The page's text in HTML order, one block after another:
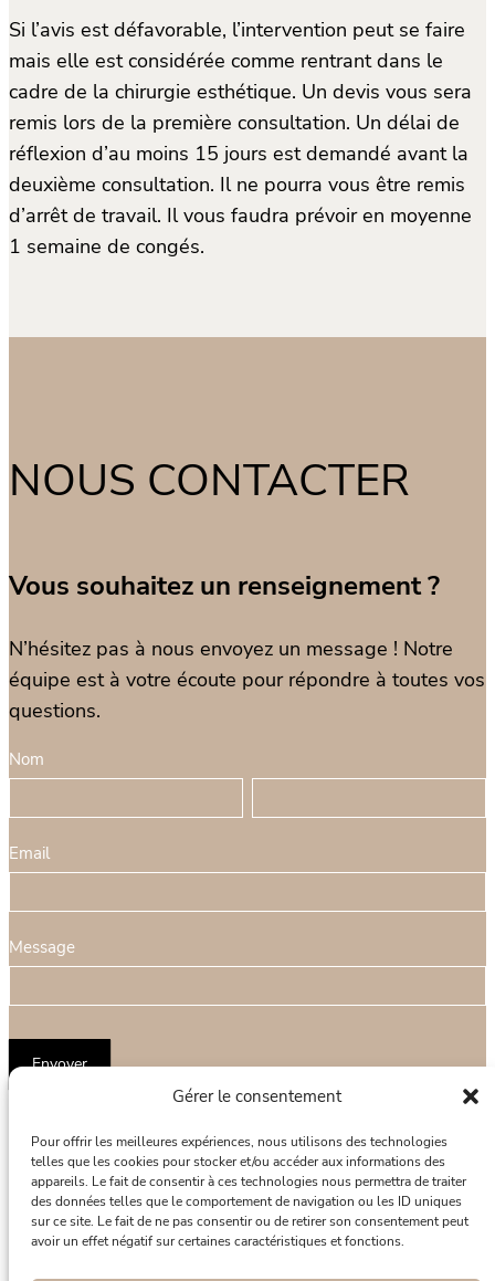
Gérer le consentement
Pour offrir les meilleures expériences, nous utilisons des technologies
telles que les cookies pour stocker et/ou accéder aux informations des
appareils. Le fait de consentir à ces technologies nous permettra de traiter
des données telles que le comportement de navigation ou les ID uniques
sur ce site. Le fait de ne pas consentir ou de retirer son consentement peut
avoir un effet négatif sur certaines caractéristiques et fonctions.
Si l’avis est défavorable, l’intervention peut se faire
mais elle est considérée comme rentrant dans le
cadre de la chirurgie esthétique. Un devis vous sera
remis lors de la première consultation. Un délai de
réflexion d’au moins 15 jours est demandé avant la
deuxième consultation. Il ne pourra vous être remis
d’arrêt de travail. Il vous faudra prévoir en moyenne
1 semaine de congés.
NOUS CONTACTER
Vous souhaitez un renseignement ?
N’hésitez pas à nous envoyez un message ! Notre
équipe est à votre écoute pour répondre à toutes vos
questions.
F
r
m
l
a
r
e
d
Nom
o
m
o
Email
Message
Envoyer
S
v
o
s
ê
e
s
u